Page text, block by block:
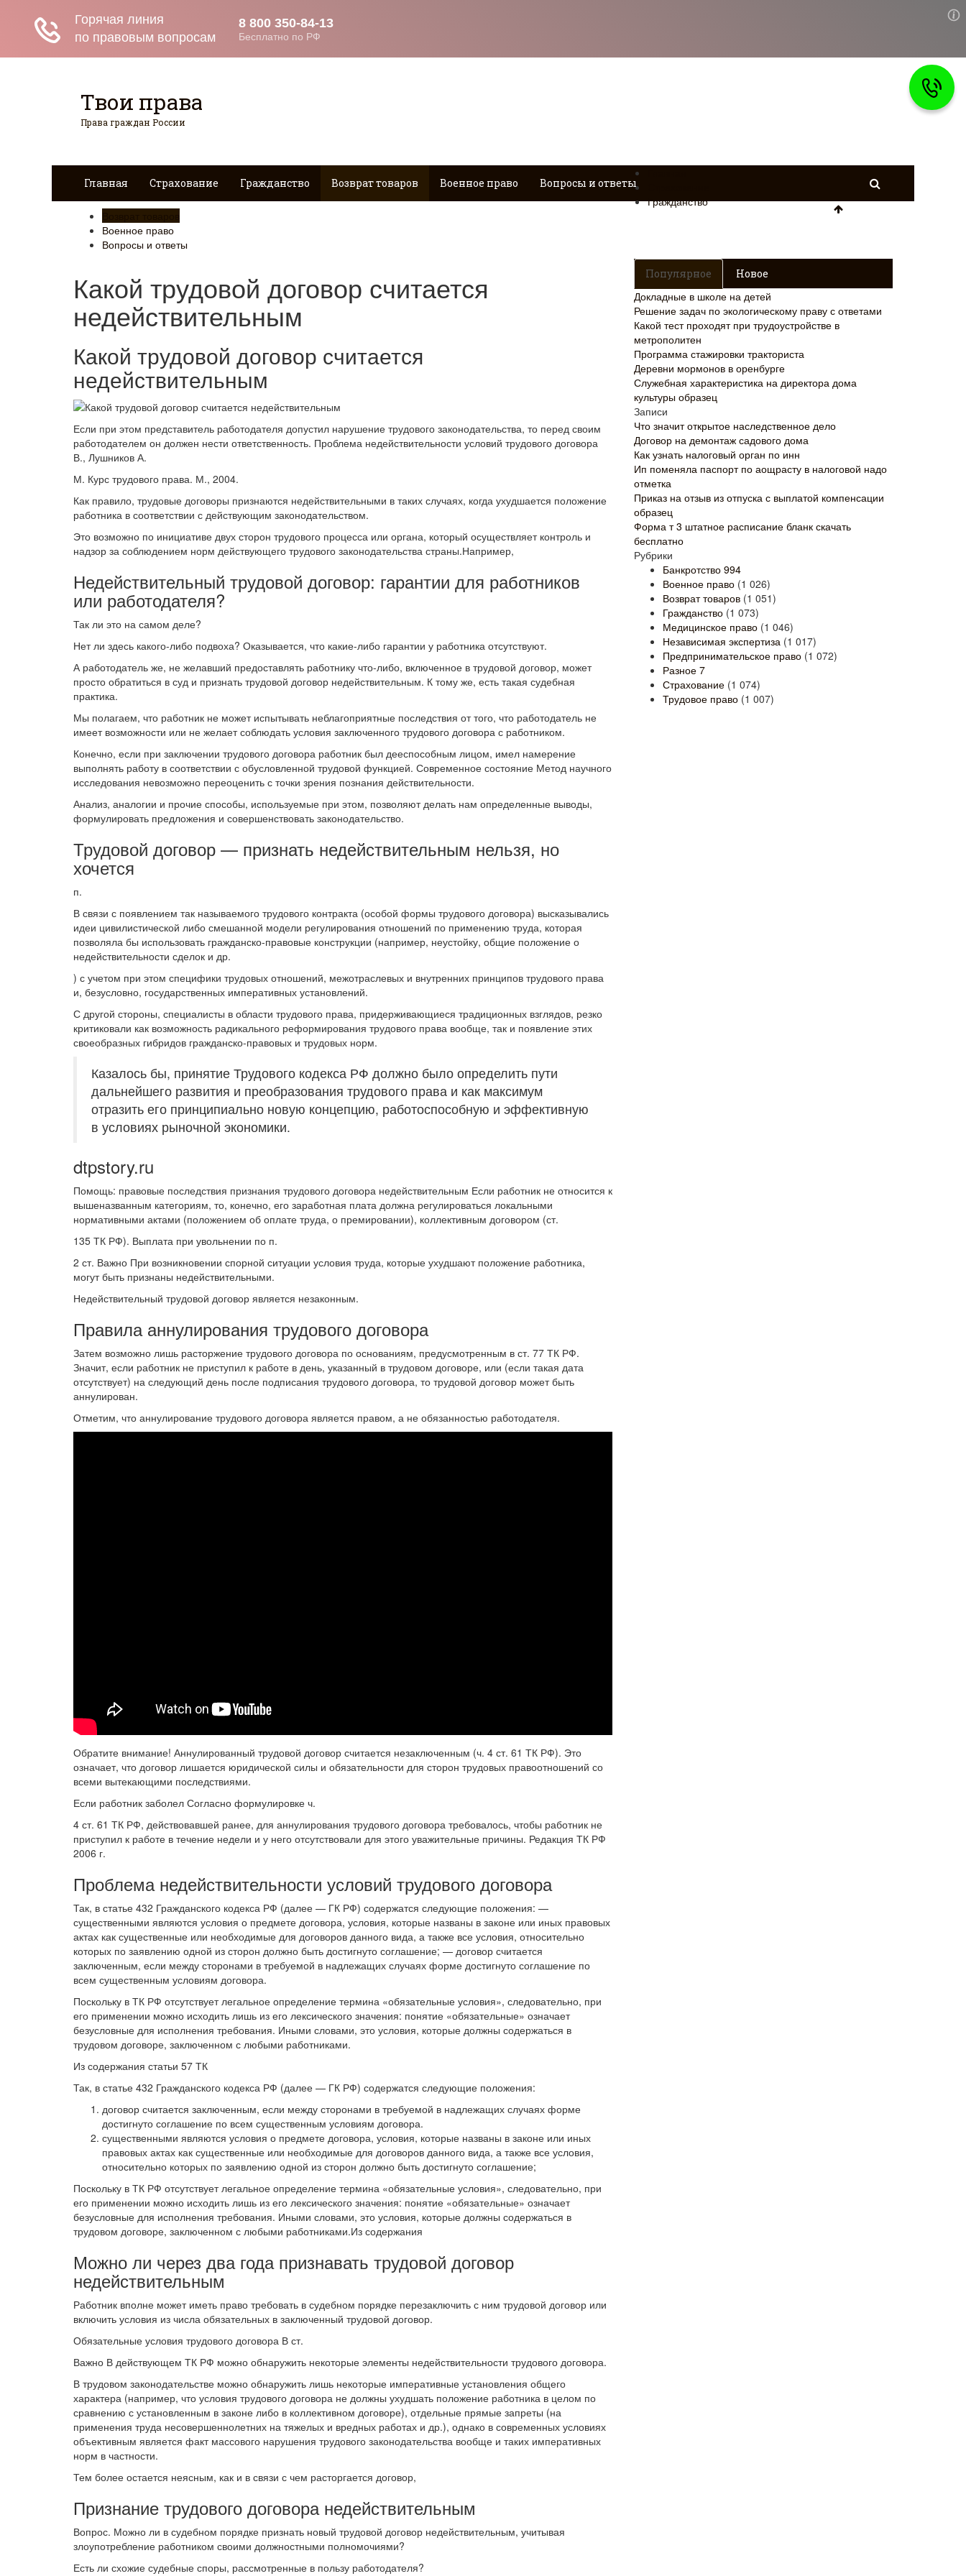
Твои права
Права граждан России
Главная Страхование Гражданство Возврат товаров Военное право Вопросы и ответы
Гражданство
Военное право
Вопросы и ответы
Какой трудовой договор считается
недействительным
Какой трудовой договор считается
недействительным
Если при этом представитель работодателя допустил нарушение трудового законодательства, то перед своим
работодателем он должен нести ответственность. Проблема недействительности условий трудового договора
В., Лушников А.
М. Курс трудового права. М., 2004.
Как правило, трудовые договоры признаются недействительными в таких случаях, когда ухудшается положение
работника в соответствии с действующим законодательством.
Это возможно по инициативе двух сторон трудового процесса или органа, который осуществляет контроль и
надзор за соблюдением норм действующего трудового законодательства страны.Например,
Недействительный трудовой договор: гарантии для работников
или работодателя?
Так ли это на самом деле?
Нет ли здесь какого-либо подвоха? Оказывается, что какие-либо гарантии у работника отсутствуют.
А работодатель же, не желавший предоставлять работнику что-либо, включенное в трудовой договор, может
просто обратиться в суд и признать трудовой договор недействительным. К тому же, есть такая судебная
практика.
Мы полагаем, что работник не может испытывать неблагоприятные последствия от того, что работодатель не
имеет возможности или не желает соблюдать условия заключенного трудового договора с работником.
Конечно, если при заключении трудового договора работник был дееспособным лицом, имел намерение
выполнять работу в соответствии с обусловленной трудовой функцией. Современное состояние Метод научного
исследования невозможно переоценить с точки зрения познания действительности.
Анализ, аналогии и прочие способы, используемые при этом, позволяют делать нам определенные выводы,
формулировать предложения и совершенствовать законодательство.
Трудовой договор — признать недействительным нельзя, но
хочется
п.
В связи с появлением так называемого трудового контракта (особой формы трудового договора) высказывались
идеи цивилистической либо смешанной модели регулирования отношений по применению труда, которая
позволяла бы использовать гражданско-правовые конструкции (например, неустойку, общие положение о
недействительности сделок и др.
) с учетом при этом специфики трудовых отношений, межотраслевых и внутренних принципов трудового права
и, безусловно, государственных императивных установлений.
С другой стороны, специалисты в области трудового права, придерживающиеся традиционных взглядов, резко
критиковали как возможность радикального реформирования трудового права вообще, так и появление этих
своеобразных гибридов гражданско-правовых и трудовых норм.
Казалось бы, принятие Трудового кодекса РФ должно было определить пути
дальнейшего развития и преобразования трудового права и как максимум
отразить его принципиально новую концепцию, работоспособную и эффективную
в условиях рыночной экономики.
dtpstory.ru
Помощь: правовые последствия признания трудового договора недействительным Если работник не относится к
вышеназванным категориям, то, конечно, его заработная плата должна регулироваться локальными
нормативными актами (положением об оплате труда, о премировании), коллективным договором (ст.
135 ТК РФ). Выплата при увольнении по п.
2 ст. Важно При возникновении спорной ситуации условия труда, которые ухудшают положение работника,
могут быть признаны недействительными.
Недействительный трудовой договор является незаконным.
Правила аннулирования трудового договора
Затем возможно лишь расторжение трудового договора по основаниям, предусмотренным в ст. 77 ТК РФ.
Значит, если работник не приступил к работе в день, указанный в трудовом договоре, или (если такая дата
отсутствует) на следующий день после подписания трудового договора, то трудовой договор может быть
аннулирован.
Отметим, что аннулирование трудового договора является правом, а не обязанностью работодателя.
Обратите внимание! Аннулированный трудовой договор считается незаключенным (ч. 4 ст. 61 ТК РФ). Это
означает, что договор лишается юридической силы и обязательности для сторон трудовых правоотношений со
всеми вытекающими последствиями.
Если работник заболел Согласно формулировке ч.
4 ст. 61 ТК РФ, действовавшей ранее, для аннулирования трудового договора требовалось, чтобы работник не
приступил к работе в течение недели и у него отсутствовали для этого уважительные причины. Редакция ТК РФ
2006 г.
Проблема недействительности условий трудового договора
Так, в статье 432 Гражданского кодекса РФ (далее — ГК РФ) содержатся следующие положения: —
существенными являются условия о предмете договора, условия, которые названы в законе или иных правовых
актах как существенные или необходимые для договоров данного вида, а также все условия, относительно
которых по заявлению одной из сторон должно быть достигнуто соглашение; — договор считается
заключенным, если между сторонами в требуемой в надлежащих случаях форме достигнуто соглашение по
всем существенным условиям договора.
Поскольку в ТК РФ отсутствует легальное определение термина «обязательные условия», следовательно, при
его применении можно исходить лишь из его лексического значения: понятие «обязательные» означает
безусловные для исполнения требования. Иными словами, это условия, которые должны содержаться в
трудовом договоре, заключенном с любыми работниками.
Из содержания статьи 57 ТК
Так, в статье 432 Гражданского кодекса РФ (далее — ГК РФ) содержатся следующие положения:
договор считается заключенным, если между сторонами в требуемой в надлежащих случаях форме
достигнуто соглашение по всем существенным условиям договора.
существенными являются условия о предмете договора, условия, которые названы в законе или иных
правовых актах как существенные или необходимые для договоров данного вида, а также все условия,
относительно которых по заявлению одной из сторон должно быть достигнуто соглашение;
Поскольку в ТК РФ отсутствует легальное определение термина «обязательные условия», следовательно, при
его применении можно исходить лишь из его лексического значения: понятие «обязательные» означает
безусловные для исполнения требования. Иными словами, это условия, которые должны содержаться в
трудовом договоре, заключенном с любыми работниками.Из содержания
Можно ли через два года признавать трудовой договор
недействительным
Работник вполне может иметь право требовать в судебном порядке перезаключить с ним трудовой договор или
включить условия из числа обязательных в заключенный трудовой договор.
Обязательные условия трудового договора В ст.
Важно В действующем ТК РФ можно обнаружить некоторые элементы недействительности трудового договора.
В трудовом законодательстве можно обнаружить лишь некоторые императивные установления общего
характера (например, что условия трудового договора не должны ухудшать положение работника в целом по
сравнению с установленным в законе либо в коллективном договоре), отдельные прямые запреты (на
применения труда несовершеннолетних на тяжелых и вредных работах и др.), однако в современных условиях
объективным является факт массового нарушения трудового законодательства вообще и таких императивных
норм в частности.
Тем более остается неясным, как и в связи с чем расторгается договор,
Признание трудового договора недействительным
Вопрос. Можно ли в судебном порядке признать новый трудовой договор недействительным, учитывая
злоупотребление работником своими должностными полномочиями?
Есть ли схожие судебные споры, рассмотренные в пользу работодателя?
Популярное Новое
Докладные в школе на детей
Решение задач по экологическому праву с ответами
Какой тест проходят при трудоустройстве в
метрополитен
Программа стажировки тракториста
Деревни мормонов в оренбурге
Служебная характеристика на директора дома
культуры образец
Записи
Что значит открытое наследственное дело
Договор на демонтаж садового дома
Как узнать налоговый орган по инн
Ип поменяла паспорт по аощрасту в налоговой надо
отметка
Приказ на отзыв из отпуска с выплатой компенсации
образец
Форма т 3 штатное расписание бланк скачать
бесплатно
Рубрики
Банкротство 994
Военное право (1 026)
Возврат товаров (1 051)
Гражданство (1 073)
Медицинское право (1 046)
Независимая экспертиза (1 017)
Предпринимательское право (1 072)
Разное 7
Страхование (1 074)
Трудовое право (1 007)